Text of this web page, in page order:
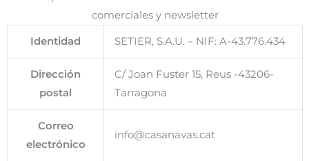
comerciales y newsletter
Identidad SETIER, S.A.U. – NIF: A-43.776.434
Dirección
postal
C/ Joan Fuster 15, Reus -43206-
Tarragona
Correo
electrónico
info@casanavas.cat